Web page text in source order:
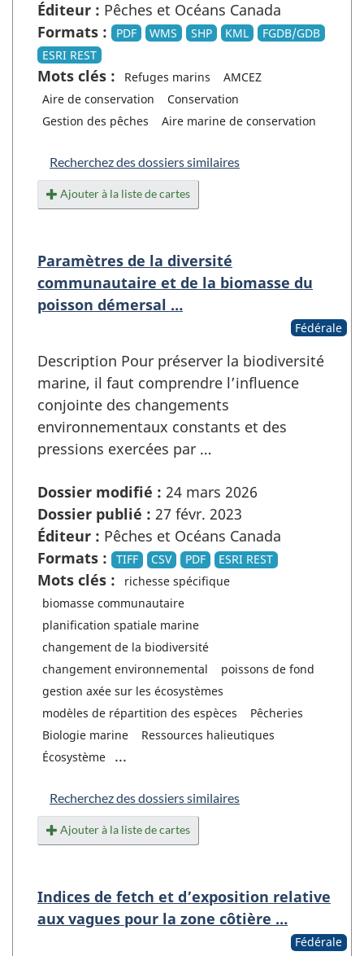
Éditeur : Pêches et Océans Canada
Formats :
PDF WMS SHP KML
FGDB/GDB
ESRI REST
Mots clés : Refuges marins
AMCEZ
Aire de conservation
Conservation
Gestion des pêches
Aire marine de conservation
Recherchez des dossiers similaires
Ajouter à la liste de cartes
Paramètres de la diversité
communautaire et de la biomasse du
poisson démersal …
Fédérale
Description Pour préserver la biodiversité
marine, il faut comprendre l’influence
conjointe des changements
environnementaux constants et des
pressions exercées par …
Dossier modifié : 24 mars 2026
Dossier publié : 27 févr. 2023
Éditeur : Pêches et Océans Canada
Formats :
TIFF CSV PDF ESRI REST
Mots clés :
richesse spécifique
biomasse communautaire
planification spatiale marine
changement de la biodiversité
changement environnemental
poissons de fond
gestion axée sur les écosystèmes
modèles de répartition des espèces
Pêcheries
Biologie marine
Ressources halieutiques
Écosystème
...
Recherchez des dossiers similaires
Ajouter à la liste de cartes
Indices de fetch et d’exposition relative
aux vagues pour la zone côtière …
Fédérale